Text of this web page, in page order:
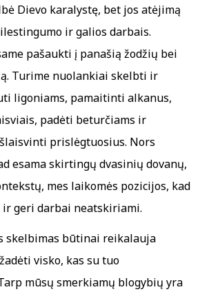
Dievo karalystę, bet jos atėjimą
ir galios darbais.
pašaukti į panašią žodžių bei
Turime nuolankiai skelbti ir
ligoniams, pamaitinti alkanus,
padėti beturčiams ir
prislėgtuosius. Nors
esama skirtingų dvasinių dovanų,
mes laikomės pozicijos, kad
geri darbai neatskiriami.
skelbimas būtinai reikalauja
visko, kas su tuo
mūsų smerkiamų blogybių yra